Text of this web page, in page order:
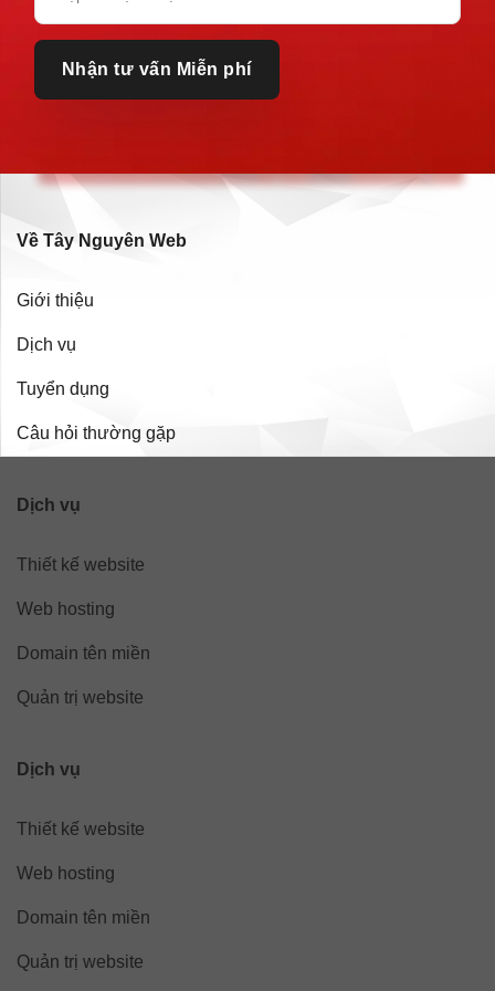
Về Tây Nguyên Web
Giới thiệu
Dịch vụ
Tuyển dụng
Câu hỏi thường gặp
Dịch vụ
Thiết kế website
Web hosting
Domain tên miền
Quản trị website
Dịch vụ
Thiết kế website
Web hosting
Domain tên miền
Quản trị website